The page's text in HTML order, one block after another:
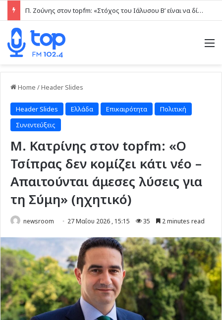
Π. Ζούνης στον topfm: «Στόχος του Ιάλυσου Β’ είναι να δίνει παιχνίδια και πραγματικές ευκαιρίες στα νέα παιδιά» (ηχητικό)
Home /Header Slides
Header Slides Ελλάδα Επικαιρότητα
Πολιτική
Συνεντεύξεις
Μ. Κατρίνης στον topfm: «Ο
Τσίπρας δεν κομίζει κάτι νέο –
Απαιτούνται άμεσες λύσεις για
τη Σύμη» (ηχητικό)
newsroom 27 Μαΐου 2026 , 15:15 35 2 minutes read